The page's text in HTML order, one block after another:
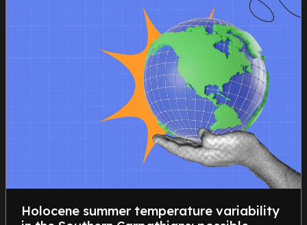
Holocene summer temperature variability